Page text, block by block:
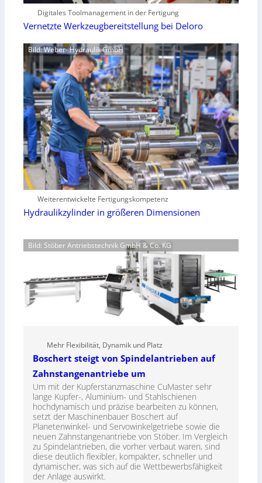
Digitales Toolmanagement in der Fertigung
Vernetzte Werkzeugbereitstellung bei Deloro
Bild: Weber- Hydraulik GmbH
Weiterentwickelte Fertigungskompetenz
Hydraulikzylinder in größeren Dimensionen
Bild: Stöber Antriebstechnik GmbH & Co. KG
Mehr Flexibilität, Dynamik und Platz
Boschert steigt von Spindelantrieben auf
Zahnstangenantriebe um
Um mit der Kupferstanzmaschine CuMaster sehr
lange Kupfer-, Aluminium- und Stahlschienen
hochdynamisch und präzise bearbeiten zu können,
setzt der Maschinenbauer Boschert auf
Planetenwinkel- und Servowinkelgetriebe sowie die
neuen Zahnstangenantriebe von Stöber. Im Vergleich
zu Spindelantrieben, die vorher verbaut waren, sind
diese deutlich flexibler, kompakter, schneller und
dynamischer, was sich auf die Wettbewerbsfähigkeit
der Anlage auswirkt.